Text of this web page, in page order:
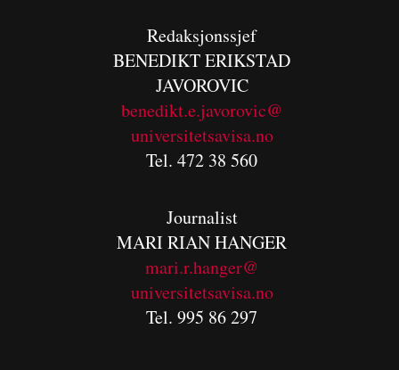
Redaksjonssjef
BENEDIKTERIKSTAD
JAVOROVIC
benedikt.e.javorovic@
universitetsavisa.no
Tel. 472 38 560
Journalist
MARI RIAN HANGER
mari.r.hanger@
universitetsavisa.no
Tel. 995 86 297